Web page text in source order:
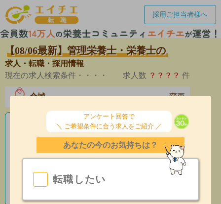
採用ご担当者様へ
【08/06最新】管理栄養士・栄養士の
求人・転職・採用情報
現在の求人検索条件・・・・
求人数 ？？？？ 件
全域 変更
老人ホームの栄養士求人
産休育休制度有
アンケート回答で
＼ ご希望条件に合う求人をご紹介 ／
あなたの今のお気持ちは？
転職したい